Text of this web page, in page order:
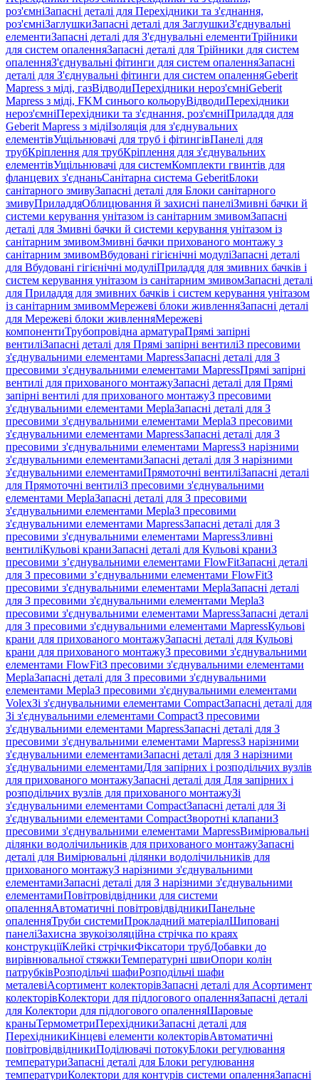
роз'ємніЗапасні деталі для Перехідники та з'єднання,
роз'ємніЗаглушкиЗапасні деталі для ЗаглушкиЗ'єднувальні
елементиЗапасні деталі для З'єднувальні елементиТрійники
для систем опаленняЗапасні деталі для Трійники для систем
опаленняЗ'єднувальні фітинги для систем опаленняЗапасні
деталі для З'єднувальні фітинги для систем опаленняGeberit
Mapress з міді, газВідводиПерехідники нероз'ємніGeberit
Mapress з міді, FKM синього кольоруВідводиПерехідники
нероз'ємніПерехідники та з'єднання, роз'ємніПриладдя для
Geberit Mapress з мідіІзоляція для з'єднувальних
елементівУщільнювачі для труб і фітингівПанелі для
трубКріплення для трубКріплення для з'єднувальних
елементівУщільнювачі для системКомплекти гвинтів для
фланцевих з'єднаньСанітарна система GeberitБлоки
санітарного змивуЗапасні деталі для Блоки санітарного
змивуПриладдяОблицювання й захисні панеліЗмивні бачки й
системи керування унітазом із санітарним змивомЗапасні
деталі для Змивні бачки й системи керування унітазом із
санітарним змивомЗмивні бачки прихованого монтажу з
санітарним змивомВбудовані гігієнічні модуліЗапасні деталі
для Вбудовані гігієнічні модуліПриладдя для змивних бачків і
систем керування унітазом із санітарним змивомЗапасні деталі
для Приладдя для змивних бачків і систем керування унітазом
із санітарним змивомМережеві блоки живленняЗапасні деталі
для Мережеві блоки живленняМережеві
компонентиТрубопровідна арматураПрямі запірні
вентиліЗапасні деталі для Прямі запірні вентиліЗ пресовими
з'єднувальними елементами MapressЗапасні деталі для З
пресовими з'єднувальними елементами MapressПрямі запірні
вентилі для прихованого монтажуЗапасні деталі для Прямі
запірні вентилі для прихованого монтажуЗ пресовими
з'єднувальними елементами MeplaЗапасні деталі для З
пресовими з'єднувальними елементами MeplaЗ пресовими
з'єднувальними елементами MapressЗапасні деталі для З
пресовими з'єднувальними елементами MapressЗ нарізними
з'єднувальними елементамиЗапасні деталі для З нарізними
з'єднувальними елементамиПрямоточні вентиліЗапасні деталі
для Прямоточні вентиліЗ пресовими з'єднувальними
елементами MeplaЗапасні деталі для З пресовими
з'єднувальними елементами MeplaЗ пресовими
з'єднувальними елементами MapressЗапасні деталі для З
пресовими з'єднувальними елементами MapressЗливні
вентиліКульові краниЗапасні деталі для Кульові краниЗ
пресовими з’єднувальними елементами FlowFitЗапасні деталі
для З пресовими з’єднувальними елементами FlowFitЗ
пресовими з'єднувальними елементами MeplaЗапасні деталі
для З пресовими з'єднувальними елементами MeplaЗ
пресовими з'єднувальними елементами MapressЗапасні деталі
для З пресовими з'єднувальними елементами MapressКульові
крани для прихованого монтажуЗапасні деталі для Кульові
крани для прихованого монтажуЗ пресовими з'єднувальними
елементами FlowFitЗ пресовими з'єднувальними елементами
MeplaЗапасні деталі для З пресовими з'єднувальними
елементами MeplaЗ пресовими з'єднувальними елементами
VolexЗі з'єднувальними елементами CompactЗапасні деталі для
Зі з'єднувальними елементами CompactЗ пресовими
з'єднувальними елементами MapressЗапасні деталі для З
пресовими з'єднувальними елементами MapressЗ нарізними
з'єднувальними елементамиЗапасні деталі для З нарізними
з'єднувальними елементамиДля запірних і розподільчих вузлів
для прихованого монтажуЗапасні деталі для Для запірних і
розподільчих вузлів для прихованого монтажуЗі
з'єднувальними елементами CompactЗапасні деталі для Зі
з'єднувальними елементами CompactЗворотні клапаниЗ
пресовими з'єднувальними елементами MapressВимірювальні
ділянки водолічильників для прихованого монтажуЗапасні
деталі для Вимірювальні ділянки водолічильників для
прихованого монтажуЗ нарізними з'єднувальними
елементамиЗапасні деталі для З нарізними з'єднувальними
елементамиПовітровідвідники для системи
опаленняАвтоматичні повітровідвідникиПанельне
опаленняТруби системиПрокладний матеріалШиповані
панеліЗахисна звукоізоляційна стрічка по краях
конструкціїКлейкі стрічкиФіксатори трубДобавки до
вирівнювальної стяжкиТемпературні швиОпори колін
патрубківРозподільчі шафиРозподільчі шафи
металевіАсортимент колекторівЗапасні деталі для Асортимент
колекторівКолектори для підлогового опаленняЗапасні деталі
для Колектори для підлогового опаленняШаровые
краныТермометриПерехідникиЗапасні деталі для
ПерехідникиКінцеві елементи колекторівАвтоматичні
повітровідвідникиПоділювачі потокуБлоки регулювання
температуриЗапасні деталі для Блоки регулювання
температуриКолектори для контурів системи опаленняЗапасні